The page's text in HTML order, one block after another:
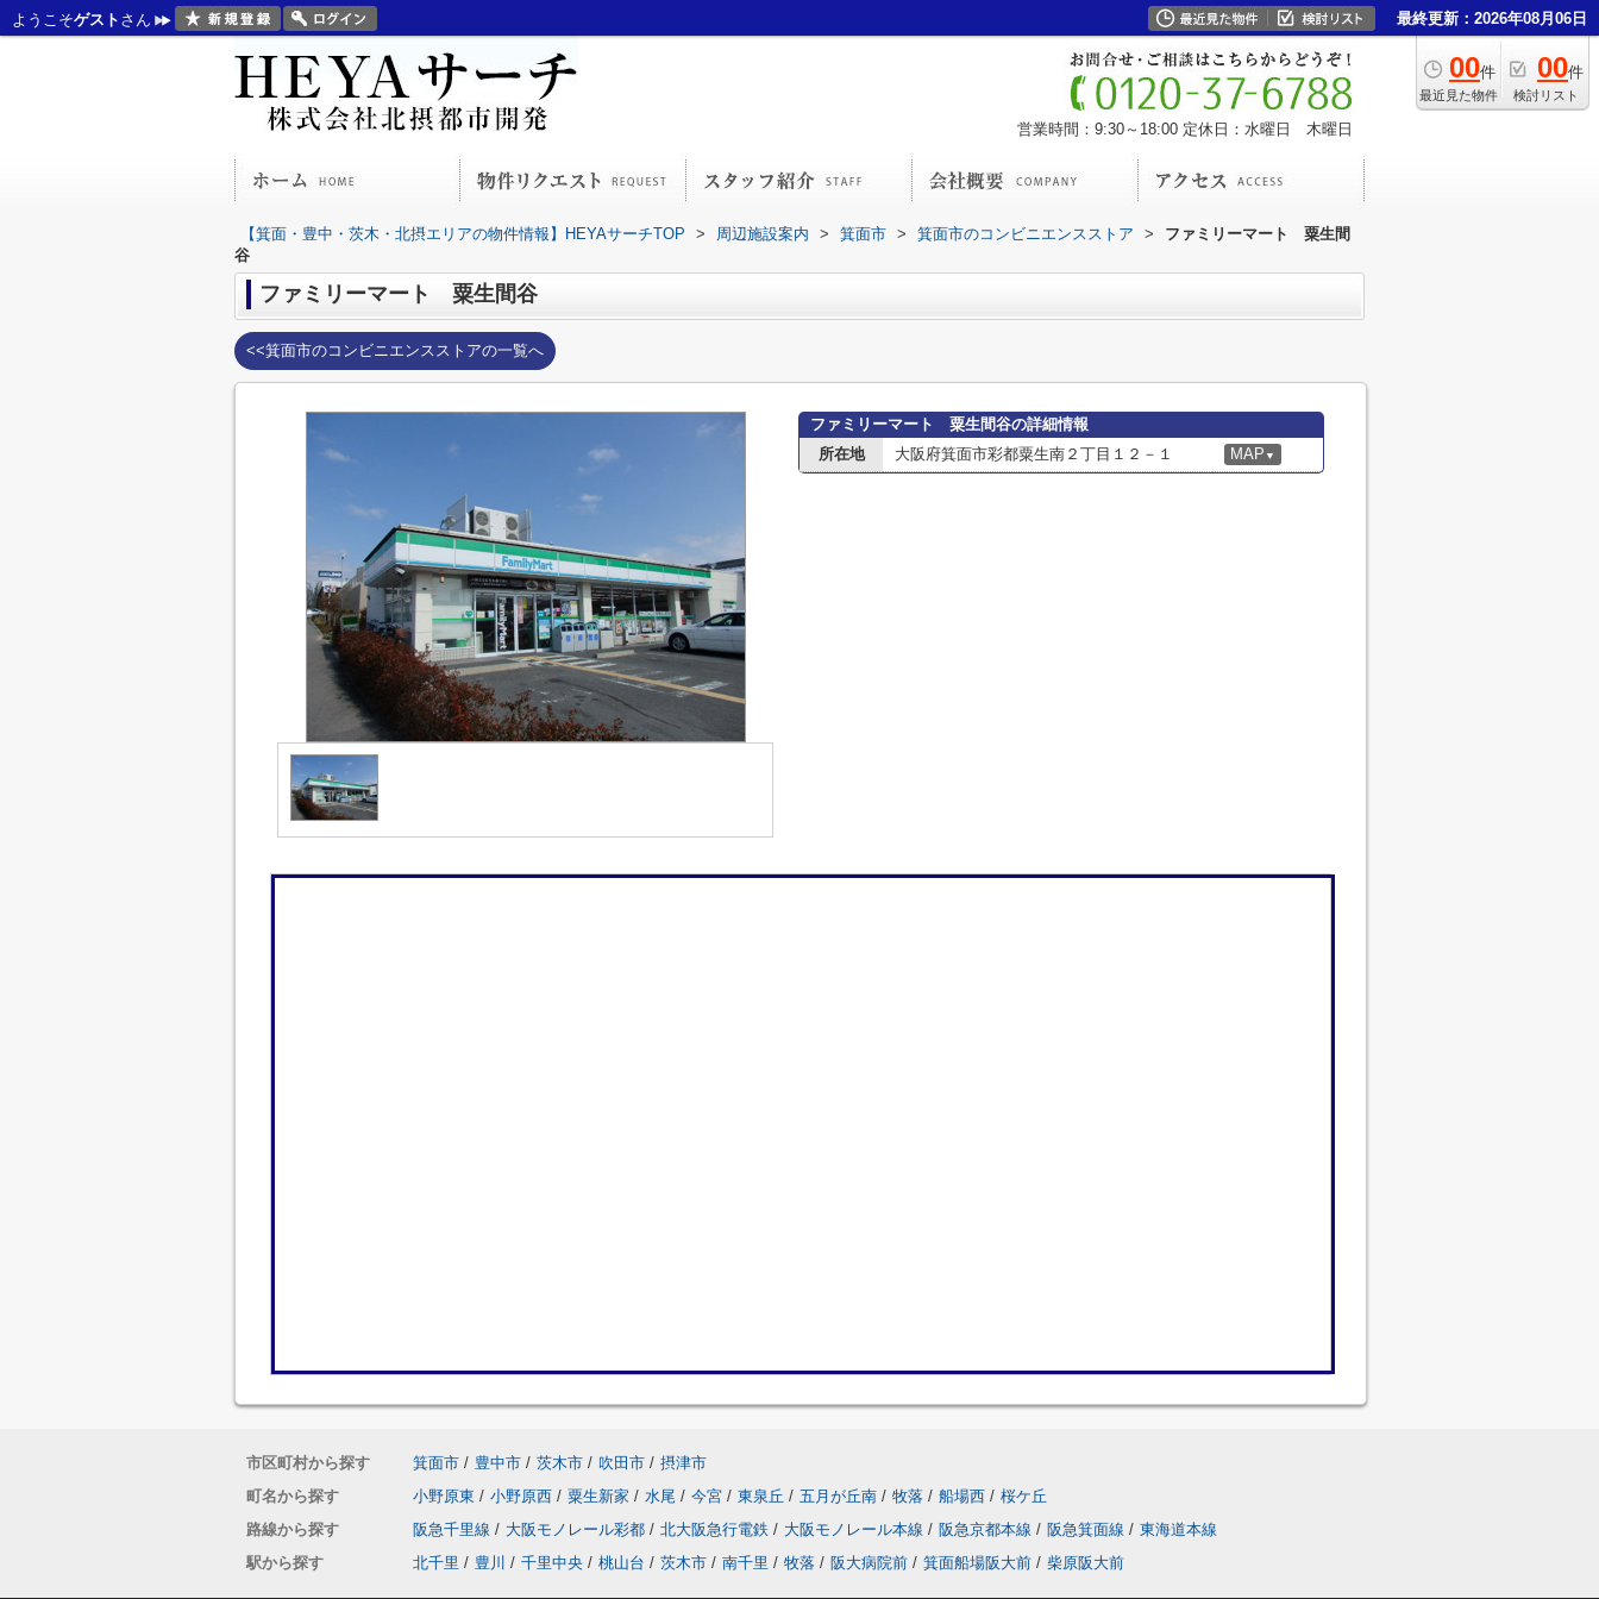
ようこそゲスト さん 最終更新：2026年08月06日
00件
最近見た物件
00件
検討リスト
営業時間：9:30～18:00 定休日：水曜日 木曜日
【箕面・豊中・茨木・北摂エリアの物件情報】HEYAサーチTOP > 周辺施設案内 > 箕面市 > 箕面市のコンビニエンスストア >
ファミリーマート 粟生間
谷
ファミリーマート 粟生間谷
<<箕面市のコンビニエンスストアの一覧へ
ファミリーマート 粟生間谷の詳細情報
所在地
大阪府箕面市彩都粟生南２丁目１２－１ MAP ▼
市区町村から探す 箕面市 / 豊中市 / 茨木市 / 吹田市 / 摂津市
町名から探す
小野原東 / 小野原西 / 粟生新家 / 水尾 / 今宮 / 東泉丘 / 五月が丘南 / 牧落 / 船場西 / 桜ケ丘
路線から探す
阪急千里線 / 大阪モノレール彩都 / 北大阪急行電鉄 / 大阪モノレール本線 / 阪急京都本線 / 阪急箕面線 / 東海道本線
駅から探す
北千里 / 豊川 / 千里中央 / 桃山台 / 茨木市 / 南千里 / 牧落 / 阪大病院前 / 箕面船場阪大前 / 柴原阪大前